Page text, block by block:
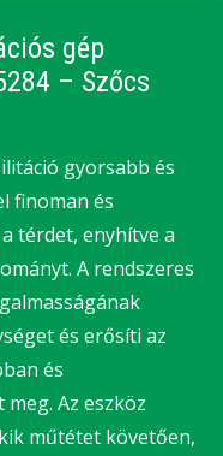
gép
– Szőcs
gyorsabb és
finoman és
térdet, enyhítve a
A rendszeres
és erősíti az
és
Az eszköz
műtétet követően,